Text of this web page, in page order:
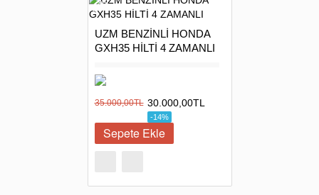
UZM BENZİNLİ HONDA
GXH35 HİLTİ 4 ZAMANLI
35.000,00TL 30.000,00TL
-14%